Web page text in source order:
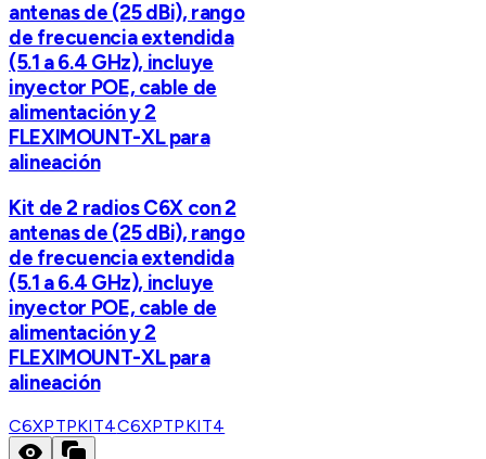
antenas de (25 dBi), rango
de frecuencia extendida
(5.1 a 6.4 GHz), incluye
inyector POE, cable de
alimentación y 2
FLEXIMOUNT-XL para
alineación
Kit de 2 radios C6X con 2
antenas de (25 dBi), rango
de frecuencia extendida
(5.1 a 6.4 GHz), incluye
inyector POE, cable de
alimentación y 2
FLEXIMOUNT-XL para
alineación
C6XPTPKIT4C6XPTPKIT4